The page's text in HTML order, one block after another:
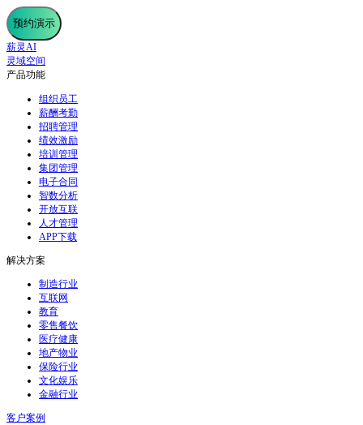
预约演示
薪灵AI
灵域空间
产品功能
组织员工
薪酬考勤
招聘管理
绩效激励
培训管理
集团管理
电子合同
智数分析
开放互联
人才管理
APP下载
解决方案
制造行业
互联网
教育
零售餐饮
医疗健康
地产物业
保险行业
文化娱乐
金融行业
客户案例